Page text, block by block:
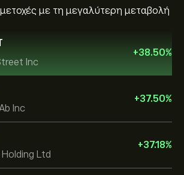
με τη μεγαλύτερη μεταβολή
Inc
+38.50%
Inc
+37.50%
Holding Ltd
+37.18%